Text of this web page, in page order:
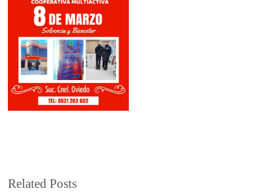
Related Posts